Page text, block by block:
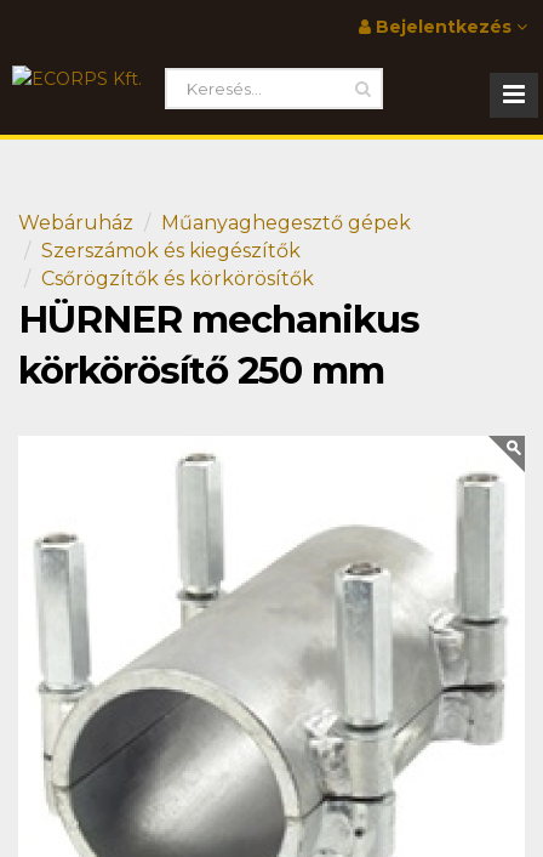
Bejelentkezés
Webáruház
Műanyaghegesztő gépek
Szerszámok és kiegészítők
Csőrögzítők és körkörösítők
HÜRNER mechanikus
körkörösítő 250 mm